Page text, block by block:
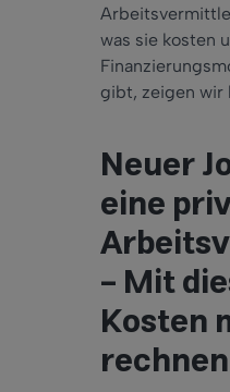
was sie kosten
gibt, zeigen wir
Neuer
eine
– Mit
Kosten
rechnen